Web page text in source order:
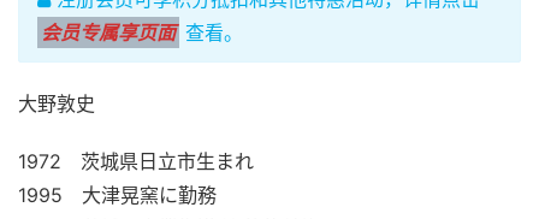
会员专属享页面 查看。
大野敦史
1972　茨城県日立市生まれ
1995　大津晃窯に勤務